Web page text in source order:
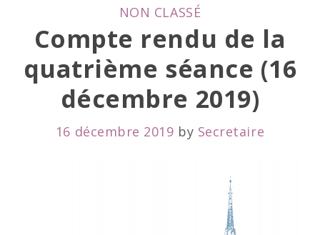
CATEGORIES
NON CLASSÉ
Compte rendu de la
quatrième séance (16
décembre 2019)
16 décembre 2019 by Secretaire